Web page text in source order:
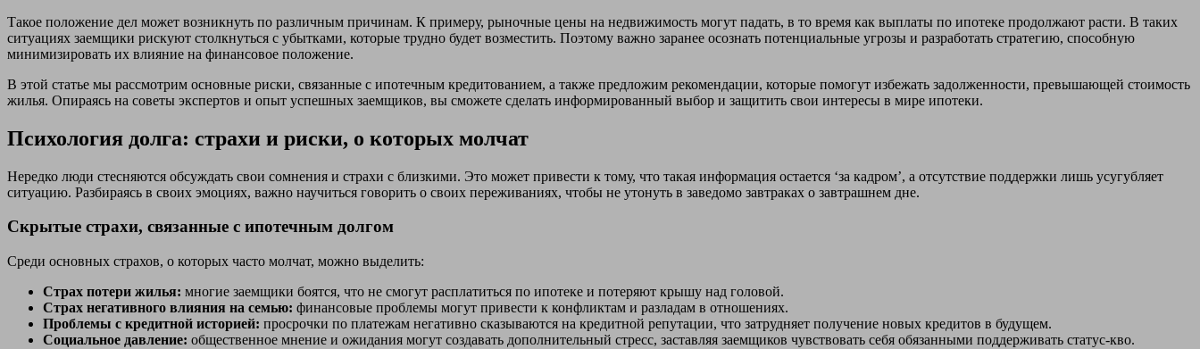
Такое положение дел может возникнуть по различным причинам. К примеру, рыночные цены на недвижимость могут падать, в то время как выплаты по ипотеке продолжают расти. В таких
ситуациях заемщики рискуют столкнуться с убытками, которые трудно будет возместить. Поэтому важно заранее осознать потенциальные угрозы и разработать стратегию, способную
минимизировать их влияние на финансовое положение.
В этой статье мы рассмотрим основные риски, связанные с ипотечным кредитованием, а также предложим рекомендации, которые помогут избежать задолженности, превышающей стоимость
жилья. Опираясь на советы экспертов и опыт успешных заемщиков, вы сможете сделать информированный выбор и защитить свои интересы в мире ипотеки.
Психология долга: страхи и риски, о которых молчат
Нередко люди стесняются обсуждать свои сомнения и страхи с близкими. Это может привести к тому, что такая информация остается ‘за кадром’, а отсутствие поддержки лишь усугубляет
ситуацию. Разбираясь в своих эмоциях, важно научиться говорить о своих переживаниях, чтобы не утонуть в заведомо завтраках о завтрашнем дне.
Скрытые страхи, связанные с ипотечным долгом
Среди основных страхов, о которых часто молчат, можно выделить:
Страх потери жилья: многие заемщики боятся, что не смогут расплатиться по ипотеке и потеряют крышу над головой.
Страх негативного влияния на семью: финансовые проблемы могут привести к конфликтам и разладам в отношениях.
Проблемы с кредитной историей: просрочки по платежам негативно сказываются на кредитной репутации, что затрудняет получение новых кредитов в будущем.
Социальное давление: общественное мнение и ожидания могут создавать дополнительный стресс, заставляя заемщиков чувствовать себя обязанными поддерживать статус-кво.